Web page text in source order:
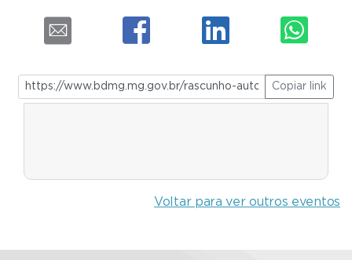
Copiar link
Voltar para ver outros eventos